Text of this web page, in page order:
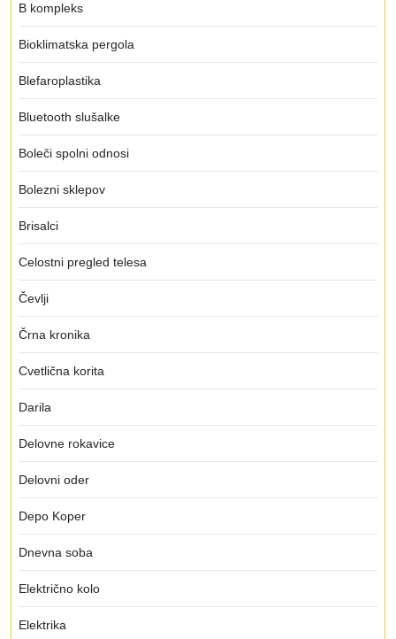
B kompleks
Bioklimatska pergola
Blefaroplastika
Bluetooth slušalke
Boleči spolni odnosi
Bolezni sklepov
Brisalci
Celostni pregled telesa
Čevlji
Črna kronika
Cvetlična korita
Darila
Delovne rokavice
Delovni oder
Depo Koper
Dnevna soba
Električno kolo
Elektrika